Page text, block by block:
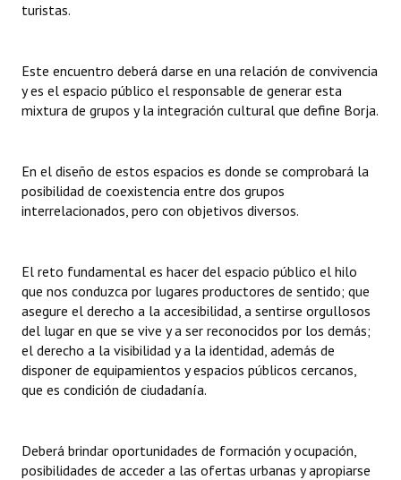
turistas.
Este encuentro deberá darse en una relación de convivencia
y es el espacio público el responsable de generar esta
mixtura de grupos y la integración cultural que define Borja.
En el diseño de estos espacios es donde se comprobará la
posibilidad de coexistencia entre dos grupos
interrelacionados, pero con objetivos diversos.
El reto fundamental es hacer del espacio público el hilo
que nos conduzca por lugares productores de sentido; que
asegure el derecho a la accesibilidad, a sentirse orgullosos
del lugar en que se vive y a ser reconocidos por los demás;
el derecho a la visibilidad y a la identidad, además de
disponer de equipamientos y espacios públicos cercanos,
que es condición de ciudadanía.
Deberá brindar oportunidades de formación y ocupación,
posibilidades de acceder a las ofertas urbanas y apropiarse